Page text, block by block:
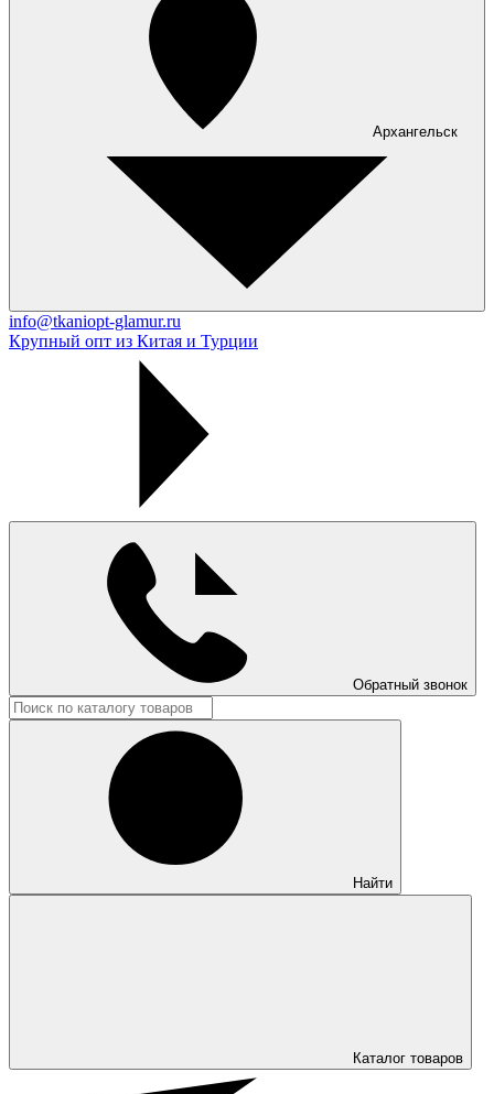
Архангельск
info@tkaniopt-glamur.ru
Крупный опт из Китая и Турции
Обратный звонок
Найти
Каталог товаров